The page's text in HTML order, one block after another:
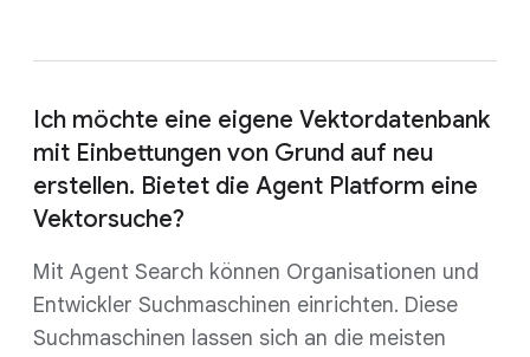
Ich möchte eine eigene Vektordatenbank
mit Einbettungen von Grund auf neu
erstellen. Bietet die Agent Platform eine
Vektorsuche?
Mit Agent Search können Organisationen und
Entwickler Suchmaschinen einrichten. Diese
Suchmaschinen lassen sich an die meisten